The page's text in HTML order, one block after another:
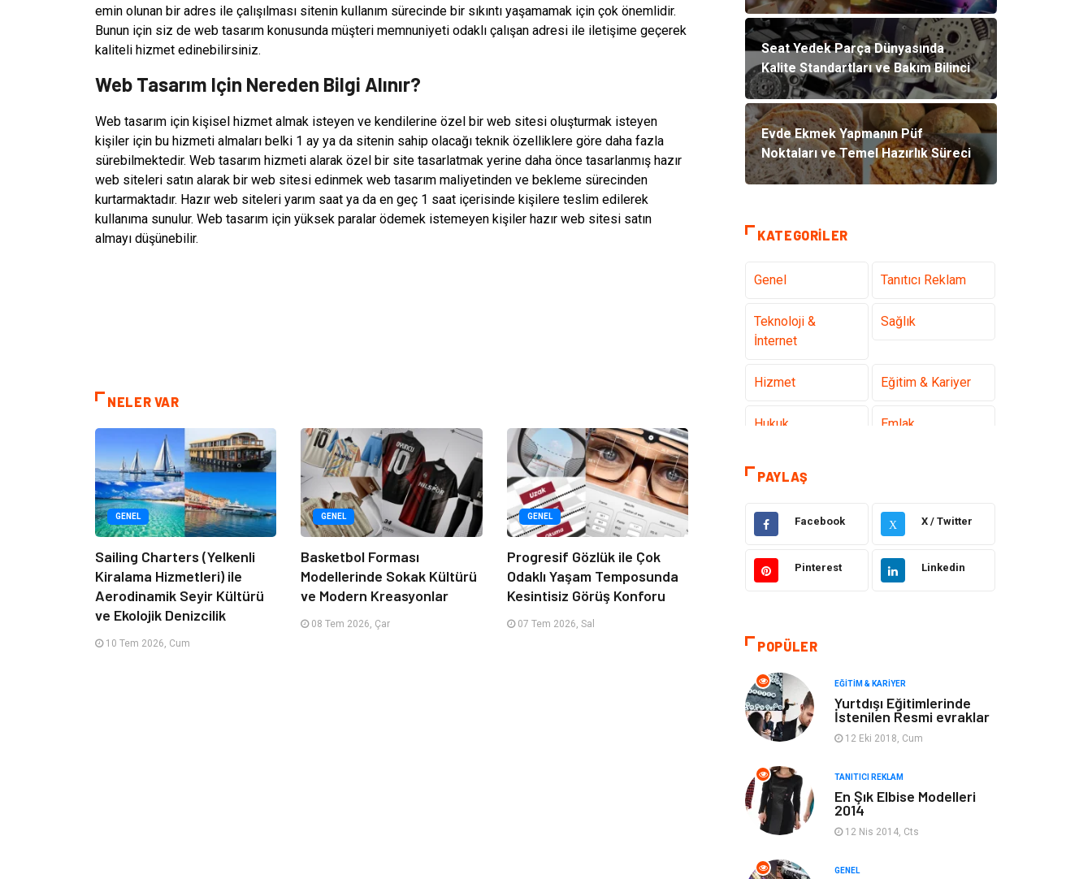
emin olunan bir adres ile çalışılması sitenin kullanım sürecinde bir sıkıntı yaşamamak için çok önemlidir.
Bunun için siz de web tasarım konusunda müşteri memnuniyeti odaklı çalışan adresi ile iletişime geçerek
kaliteli hizmet edinebilirsiniz.
Web Tasarım Için Nereden Bilgi Alınır?
Web tasarım için kişisel hizmet almak isteyen ve kendilerine özel bir web sitesi oluşturmak isteyen
kişiler için bu hizmeti almaları belki 1 ay ya da sitenin sahip olacağı teknik özelliklere göre daha fazla
sürebilmektedir. Web tasarım hizmeti alarak özel bir site tasarlatmak yerine daha önce tasarlanmış hazır
web siteleri satın alarak bir web sitesi edinmek web tasarım maliyetinden ve bekleme sürecinden
kurtarmaktadır. Hazır web siteleri yarım saat ya da en geç 1 saat içerisinde kişilere teslim edilerek
kullanıma sunulur. Web tasarım için yüksek paralar ödemek istemeyen kişiler hazır web sitesi satın
almayı düşünebilir.
NELER VAR
GENEL
Sailing Charters (Yelkenli
Kiralama Hizmetleri) ile
Aerodinamik Seyir Kültürü
ve Ekolojik Denizcilik
10 Tem 2026, Cum
GENEL
Basketbol Forması
Modellerinde Sokak Kültürü
ve Modern Kreasyonlar
08 Tem 2026, Çar
GENEL
Progresif Gözlük ile Çok
Odaklı Yaşam Temposunda
Kesintisiz Görüş Konforu
07 Tem 2026, Sal
Seat Yedek Parça Dünyasında
Kalite Standartları ve Bakım Bilinci
Evde Ekmek Yapmanın Püf
Noktaları ve Temel Hazırlık Süreci
KATEGORILER
Genel Tanıtıcı Reklam
Teknoloji &
İnternet
Sağlık
Hizmet Eğitim & Kariyer
Hukuk Emlak
Otomotiv
Giyim Keyif & Hobi
Ev Dekorasyon Organizasyon
Finans & Ekonomi Tatil
Anne & Çocuk
Ev İşleri
PAYLAŞ
Facebook X X / Twitter
Pinterest Linkedin
POPÜLER
EĞITIM & KARIYER
Yurtdışı Eğitimlerinde
İstenilen Resmi evraklar
12 Eki 2018, Cum
TANITICI REKLAM
En Şık Elbise Modelleri
2014
12 Nis 2014, Cts
GENEL